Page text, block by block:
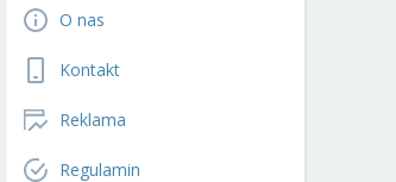
O nas
Kontakt
Reklama
Regulamin